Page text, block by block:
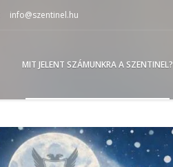
info@szentinel.hu
MIT JELENT SZÁMUNKRA A SZENTINEL?